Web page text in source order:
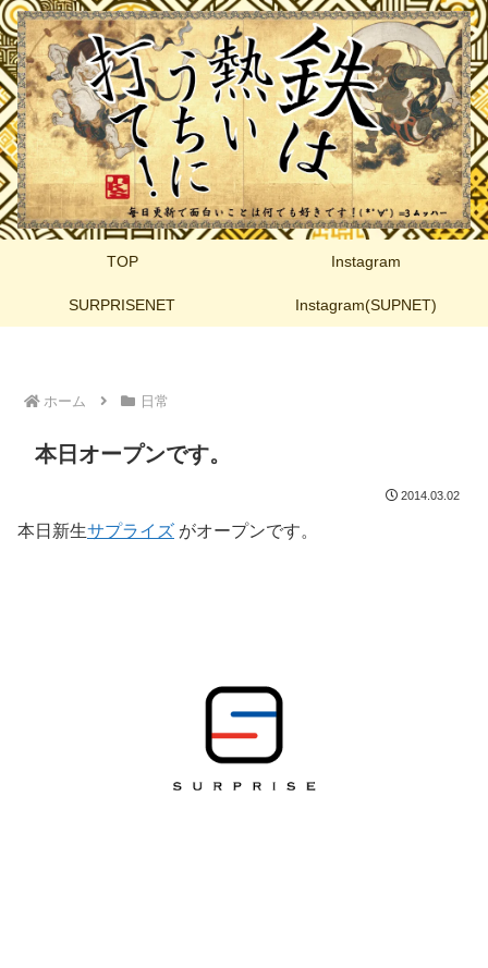
TOP Instagram
SURPRISENET Instagram(SUPNET)
ホーム 日常
本日オープンです。
2014.03.02
本日新生サプライズ がオープンです。